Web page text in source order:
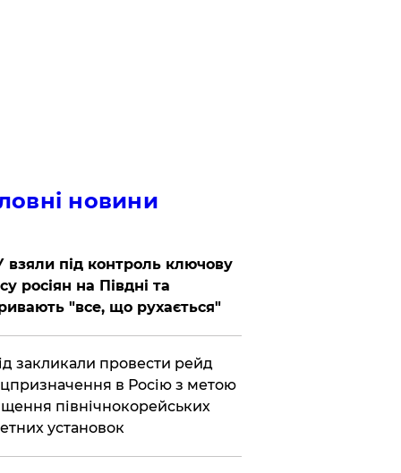
новини
взяли під контроль ключову
росіян на Півдні та
"все, що рухається"
закликали провести рейд
в Росію з метою
північнокорейських
установок